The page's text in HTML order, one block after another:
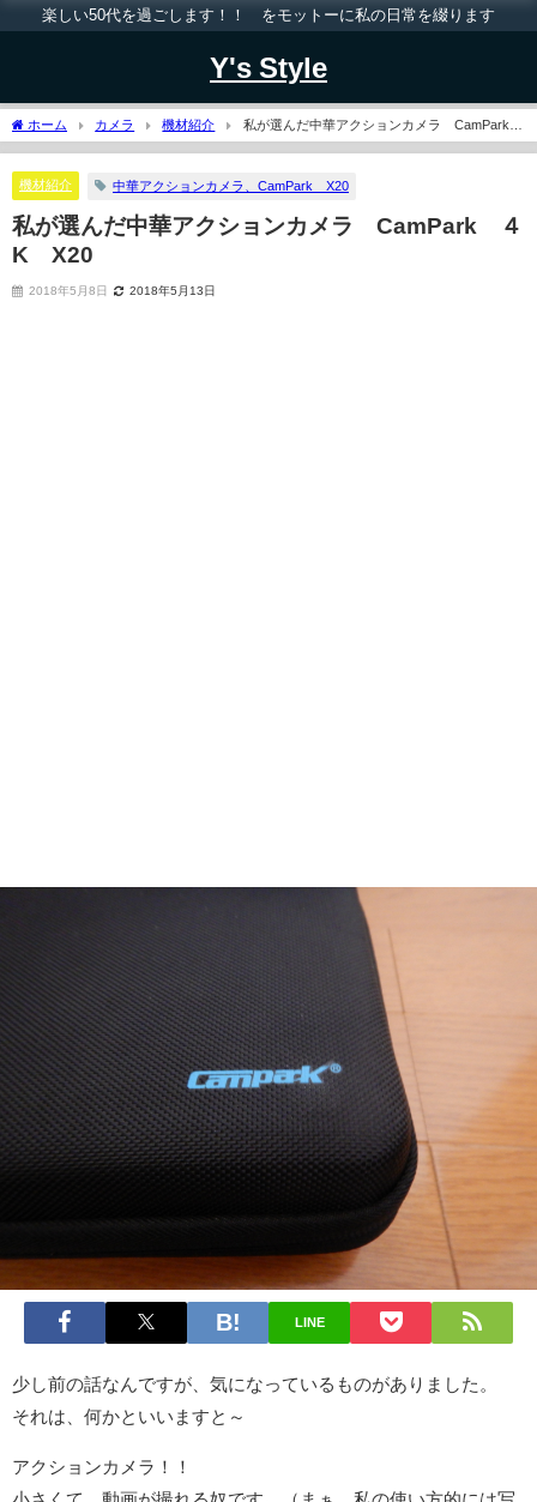
楽しい50代を過ごします！！ をモットーに私の日常を綴ります
Y's Style
ホーム カメラ 機材紹介
私が選んだ中華アクションカメラ CamPark
４K X20
機材紹介 中華アクションカメラ、CamPark X20
私が選んだ中華アクションカメラ CamPark ４
K X20
2018年5月8日 2018年5月13日
LINE
少し前の話なんですが、気になっているものがありました。
それは、何かといいますと～
アクションカメラ！！